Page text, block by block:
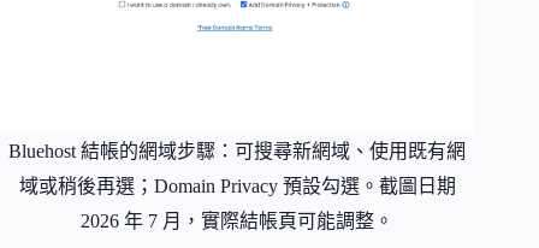
Bluehost 結帳的網域步驟：可搜尋新網域、使用既有網
域或稍後再選；Domain Privacy 預設勾選。截圖日期
2026 年 7 月，實際結帳頁可能調整。